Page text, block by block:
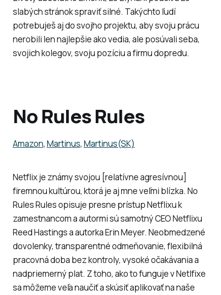
slabých stránok spraviť silné. Takýchto ľudí
potrebuješ aj do svojho projektu, aby svoju prácu
nerobili len najlepšie ako vedia, ale posúvali seba,
svojich kolegov, svoju pozíciu a firmu dopredu.
No Rules Rules
Amazon, Martinus, Martinus(SK)
Netflix je známy svojou [relatívne agresívnou]
firemnou kultúrou, ktorá je aj mne veľmi blízka. No
Rules Rules opisuje presne prístup Netflixu k
zamestnancom a autormi sú samotný CEO Netflixu
Reed Hastings a autorka Erin Meyer. Neobmedzené
dovolenky, transparentné odmeňovanie, flexibilná
pracovná doba bez kontroly, vysoké očakávania a
nadpriemerný plat. Z toho, ako to funguje v Netlfixe
sa môžeme veľa naučiť a skúsiť aplikovať na naše